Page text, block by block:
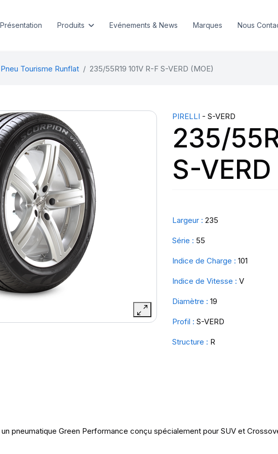
Présentation Produits Evénements & News Marques Nous
Pneu Tourisme Runflat 235/55R19 101V R-F S-VERD (MOE)
PIRELLI - S-VERD
235/
S-
Largeur : 235
Série : 55
Indice de Charge : 101
Indice de Vitesse : V
Diamètre : 19
Profil : S-VERD
Structure : R
pneumatique Green Performance conçu spécialement pour SUV et